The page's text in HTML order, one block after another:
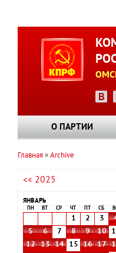
О ПАРТИИ
навигации
Главная Archive
<< 2025
ЯНВАРЬ
ПН ВТ СР ЧТ СБ
1 2 3
5
6 7 8 9 10
12
13 14 15 16 17